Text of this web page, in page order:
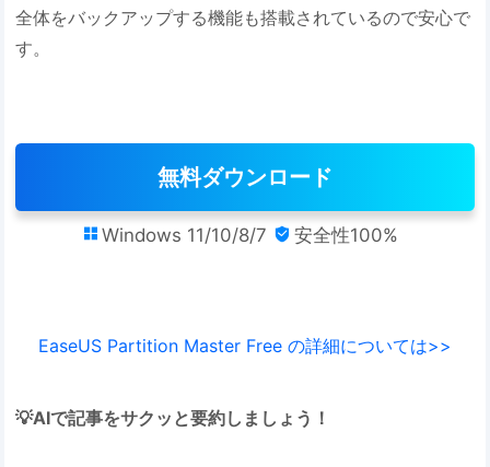
全体をバックアップする機能も搭載されているので安心で
す。
無料ダウンロード
 Windows 11/10/8/7  安全性100%
EaseUS Partition Master Free の詳細については>>
💡AIで記事をサクッと要約しましょう！